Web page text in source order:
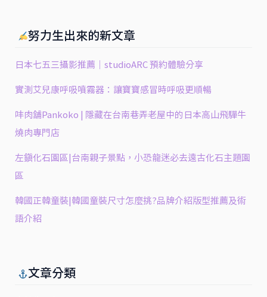
炊
來
品
翻
滾
貨
努力生出來的新文章
日本七五三攝影推薦｜studioARC 預約體驗分享
實測艾兒康呼吸噴霧器：讓寶寶感冒時呼吸更順暢
㕩肉舖Pankoko | 隱藏在台南巷弄老屋中的日本高山飛驒牛
燒肉專門店
左鎮化石園區|台南親子景點，小恐龍迷必去遠古化石主題園
區
韓國正韓童裝|韓國童裝尺寸怎麼挑?品牌介紹版型推薦及術
語介紹
文章分類